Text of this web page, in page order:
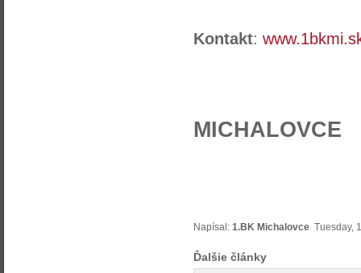
Kontakt:
MICHALOVCE
Napísal: 1.BK Michalovce Tuesday,
Ďalšie články